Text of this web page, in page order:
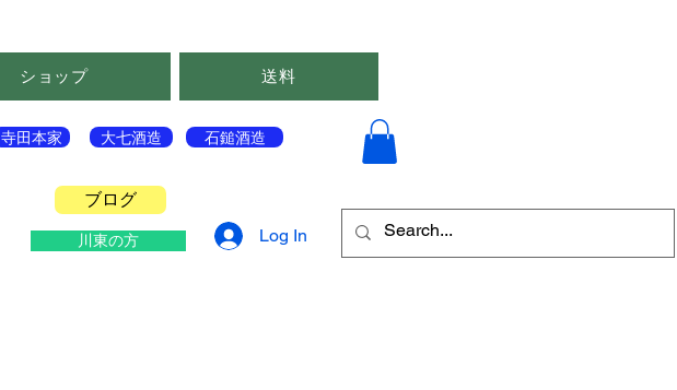
ショップ 送料
寺田本家
大七酒造
ブログ
川東の方
石鎚酒造
Log In